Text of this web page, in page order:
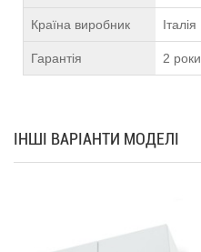
Країна виробник Італія
Гарантія 2 роки
ІНШІ ВАРІАНТИ МОДЕЛІ